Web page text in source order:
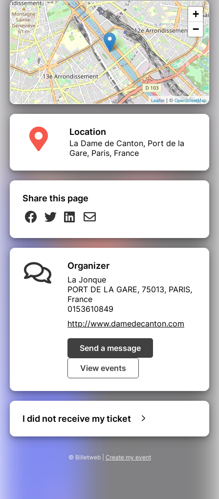
+
−
Leaflet| ©OpenStreetMap
Location
La Dame de Canton, Port de la
Gare, Paris, France
Share this page
Organizer
La Jonque
PORT DE LA GARE, 75013, PARIS,
France
0153610849
http://www.damedecanton.com
Send a message
View events
I did not receive my ticket
© Billetweb | Create my event